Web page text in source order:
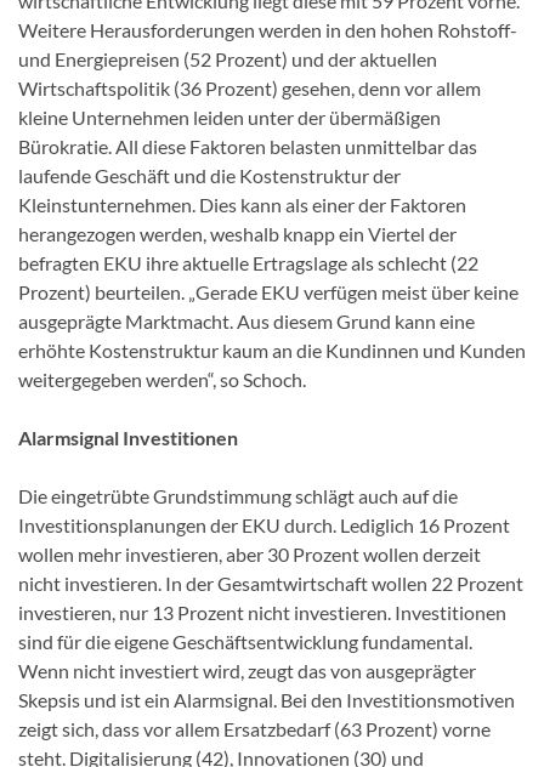
Weitere Herausforderungen werden in den hohen Rohstoff-
und Energiepreisen (52 Prozent) und der aktuellen
Wirtschaftspolitik (36 Prozent) gesehen, denn vor allem
kleine Unternehmen leiden unter der übermäßigen
Bürokratie. All diese Faktoren belasten unmittelbar das
laufende Geschäft und die Kostenstruktur der
Kleinstunternehmen. Dies kann als einer der Faktoren
herangezogen werden, weshalb knapp ein Viertel der
befragten EKU ihre aktuelle Ertragslage als schlecht (22
Prozent) beurteilen. „Gerade EKU verfügen meist über keine
ausgeprägte Marktmacht. Aus diesem Grund kann eine
erhöhte Kostenstruktur kaum an die Kundinnen und Kunden
weitergegeben werden“, so Schoch.
Alarmsignal Investitionen
Die eingetrübte Grundstimmung schlägt auch auf die
Investitionsplanungen der EKU durch. Lediglich 16 Prozent
wollen mehr investieren, aber 30 Prozent wollen derzeit
nicht investieren. In der Gesamtwirtschaft wollen 22 Prozent
investieren, nur 13 Prozent nicht investieren. Investitionen
sind für die eigene Geschäftsentwicklung fundamental.
Wenn nicht investiert wird, zeugt das von ausgeprägter
Skepsis und ist ein Alarmsignal. Bei den Investitionsmotiven
zeigt sich, dass vor allem Ersatzbedarf (63 Prozent) vorne
steht. Digitalisierung (42), Innovationen (30) und